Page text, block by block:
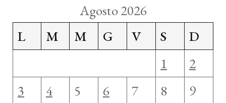
Agosto 2026
L
M M G V S
D
1
2
3
4 5 6 7 8
9